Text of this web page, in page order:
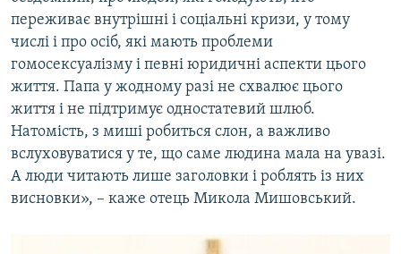
переживає внутрішні і соціальні кризи, у тому
числі і про осіб, які мають проблеми
гомосексуалізму і певні юридичні аспекти цього
життя. Папа у жодному разі не схвалює цього
життя і не підтримує одностатевий шлюб.
Натомість, з миші робиться слон, а важливо
вслуховуватися у те, що саме людина мала на увазі.
А люди читають лише заголовки і роблять із них
висновки», – каже отець Микола Мишовський.